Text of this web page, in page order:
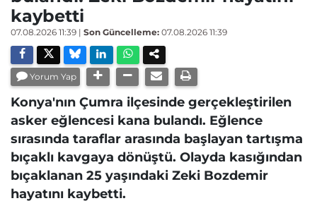
kaybetti
07.08.2026 11:39 | Son Güncelleme: 07.08.2026 11:39
Yorum Yap
Konya'nın Çumra ilçesinde gerçekleştirilen
asker eğlencesi kana bulandı. Eğlence
sırasında taraflar arasında başlayan tartışma
bıçaklı kavgaya dönüştü. Olayda kasığından
bıçaklanan 25 yaşındaki Zeki Bozdemir
hayatını kaybetti.